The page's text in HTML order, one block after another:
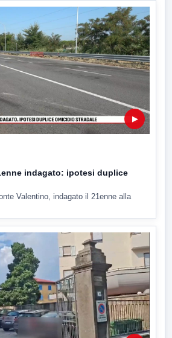
▶
indagato: ipotesi duplice
Valentino, indagato il 21enne alla